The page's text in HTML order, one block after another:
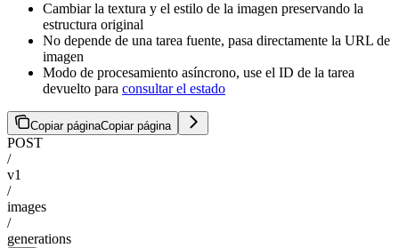
Cambiar la textura y el estilo de la imagen preservando la
estructura original
No depende de una tarea fuente, pasa directamente la URL de
imagen
Modo de procesamiento asíncrono, use el ID de la tarea
devuelto para consultar el estado
Copiar páginaCopiar página
POST
/
v1
/
images
/
generations